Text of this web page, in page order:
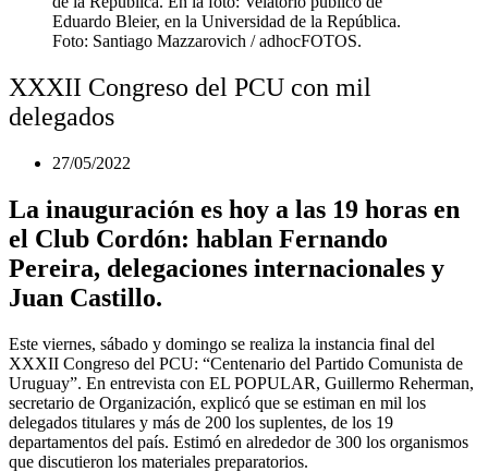
Eduardo Bleier, en la Universidad de la República.
Foto: Santiago Mazzarovich / adhocFOTOS.
XXXII Congreso del PCU con mil
delegados
27/05/2022
La inauguración es hoy a las 19 horas en
el Club Cordón: hablan Fernando
Pereira, delegaciones internacionales y
Juan Castillo.
Este viernes, sábado y domingo se realiza la instancia final del
XXXII Congreso del PCU: “Centenario del Partido Comunista de
Uruguay”. En entrevista con EL POPULAR, Guillermo Reherman,
secretario de Organización, explicó que se estiman en mil los
delegados titulares y más de 200 los suplentes, de los 19
departamentos del país. Estimó en alrededor de 300 los organismos
que discutieron los materiales preparatorios.